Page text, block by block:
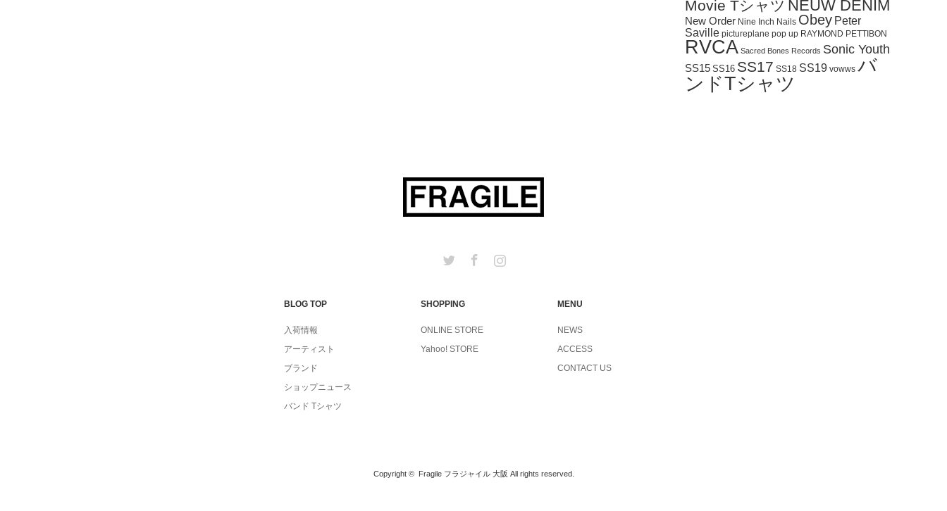
Movie Tシャツ NEUW DENIM
New Order Nine Inch Nails Obey Peter
Saville pictureplane pop up RAYMOND PETTIBON
RVCA Sacred Bones Records Sonic Youth
SS15 SS16 SS17 SS18 SS19 vowws バ
ンドTシャツ
Twitter Facebook
BLOG TOP
入荷情報
アーティスト
ブランド
ショップニュース
バンド Tシャツ
SHOPPING
ONLINE STORE
Yahoo! STORE
MENU
NEWS
ACCESS
CONTACT US
Copyright © Fragile フラジャイル 大阪 All rights reserved.